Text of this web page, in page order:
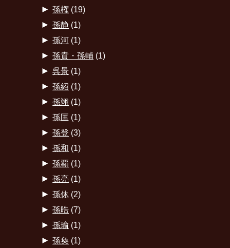
► 孫権 (19)
► 孫静 (1)
► 孫河 (1)
► 孫賁・孫輔 (1)
► 呉景 (1)
► 孫紹 (1)
► 孫翊 (1)
► 孫匡 (1)
► 孫登 (3)
► 孫和 (1)
► 孫覇 (1)
► 孫亮 (1)
► 孫休 (2)
► 孫晧 (7)
► 孫瑜 (1)
► 孫奐 (1)